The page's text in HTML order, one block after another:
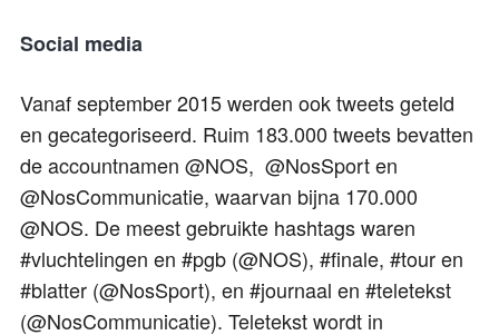
Social media
Vanaf september 2015 werden ook tweets geteld
en gecategoriseerd. Ruim 183.000 tweets bevatten
de accountnamen @NOS, @NosSport en
@NosCommunicatie, waarvan bijna 170.000
@NOS. De meest gebruikte hashtags waren
#vluchtelingen en #pgb (@NOS), #finale, #tour en
#blatter (@NosSport), en #journaal en #teletekst
(@NosCommunicatie). Teletekst wordt in